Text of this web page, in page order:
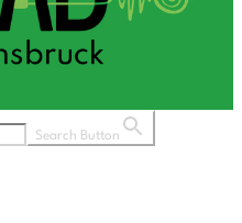
Search Button